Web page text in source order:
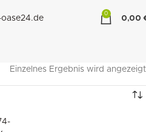
0
0,00
Einzelnes Ergebnis wird angezeigt